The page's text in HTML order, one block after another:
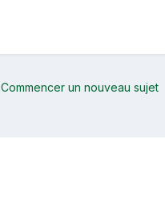
Commencer un nouveau sujet